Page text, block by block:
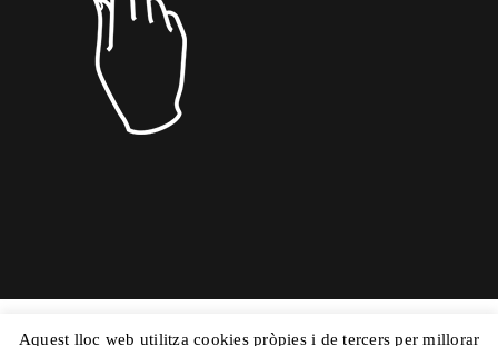
Copyright © 2015 Dolors Mas|Powered by
Aquest lloc web utilitza cookies pròpies i de tercers per millorar